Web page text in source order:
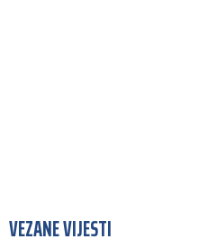
VEZANE VIJESTI